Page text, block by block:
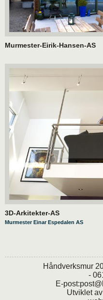
Murmester-Eirik-Hansen-AS
3D-Arkitekter-AS
Murmester Einar Espedalen AS
Håndverksmur
-
E-post:
Utviklet av